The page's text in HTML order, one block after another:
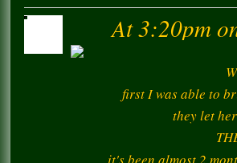
At 3:20pm
first I was able to
they let
it's been almost 2